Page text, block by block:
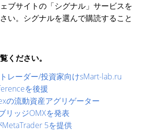
ブサイトの「シグナル」サービスを
い。シグナルを選んで購読すること
ください。
レーダー/投資家向けsMart-lab.ru
を後援
の流動資産アグリゲーター
リッジOMXを発表
MetaTrader 5を提供